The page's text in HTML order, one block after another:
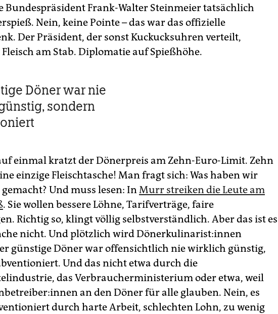
Bundespräsident Frank-Walter Steinmeier tatsächlich
Nein, keine Pointe – das war das offizielle
Der Präsident, der sonst Kuckucksuhren verteilt,
am Stab. Diplomatie auf Spießhöhe.
Döner war nie
sondern
einmal kratzt der Dönerpreis am Zehn-Euro-Limit. Zehn
einzige Fleischtasche! Man fragt sich: Was haben wir
Und muss lesen: InMurr streiken die Leute am
. Sie wollen bessere Löhne, Tarifverträge, faire
Richtig so, klingt völlig selbstverständlich. Aber das ist es
nicht. Und plötzlich wird Dö­ner­ku­li­na­ris­t:in­nen
günstige Döner war offensichtlich nie wirklich günstig,
Und das nicht etwa durch die
das Verbraucherministerium oder etwa, weil
an den Döner für alle glauben. Nein, es
durch harte Arbeit, schlechten Lohn, zu wenig